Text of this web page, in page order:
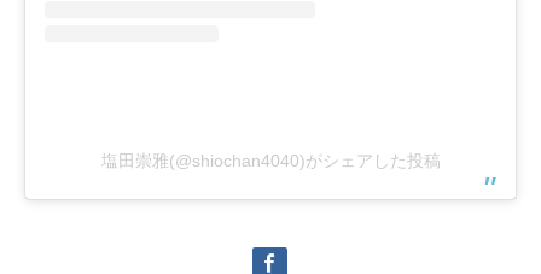
塩田崇雅(@shiochan4040)がシェアした投稿